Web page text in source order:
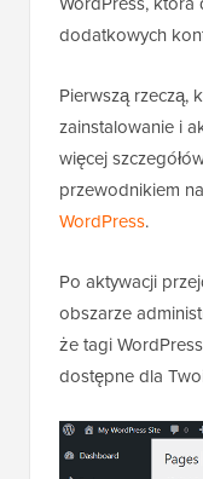
dodatkowych
Pierwszą rzeczą,
zainstalowanie i
więcej
przewodnikiem
WordPress.
Po aktywacji
obszarze
że tagi
dostępne dla